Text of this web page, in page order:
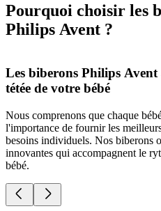
Pourquoi choisir les
Philips Avent ?
Les biberons Philips
tétée de votre bébé
Nous comprenons que chaque
l'importance de fournir les
besoins individuels. Nos biberons
innovantes qui accompagnent le
bébé.